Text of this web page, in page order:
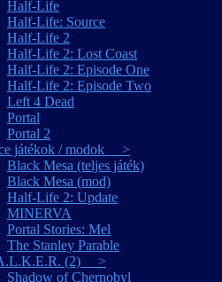
Half-Life
Half-Life: Source
Half-Life 2
Half-Life 2: Lost Coast
Half-Life 2: Episode One
Half-Life 2: Episode Two
Left 4 Dead
Portal
Portal 2
játékok / modok >
Black Mesa (teljes játék)
Black Mesa (mod)
Half-Life 2: Update
MINERVA
Portal Stories: Mel
The Stanley Parable
(2) >
Shadow of Chernobyl